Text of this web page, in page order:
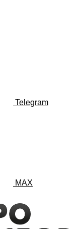
Telegram
MAX